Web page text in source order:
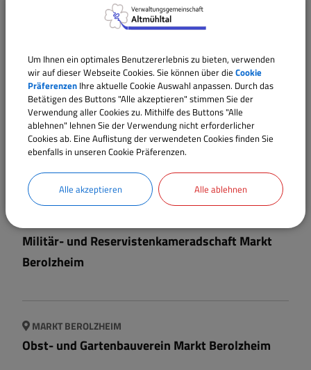
MARKT BEROLZHEIM
Landfrauen Markt Berolzheim
MARKT BEROLZHEIM
Männergesangverein Markt Berolzheim
Militär- und Reservistenkameradschaft Markt
Berolzheim
MARKT BEROLZHEIM
Obst- und Gartenbauverein Markt Berolzheim
Um Ihnen ein optimales Benutzererlebnis zu bieten, verwenden
wir auf dieser Webseite Cookies. Sie können über die Cookie
Präferenzen Ihre aktuelle Cookie Auswahl anpassen. Durch das
Betätigen des Buttons "Alle akzeptieren" stimmen Sie der
Verwendung aller Cookies zu. Mithilfe des Buttons "Alle
ablehnen" lehnen Sie der Verwendung nicht erforderlicher
Cookies ab. Eine Auflistung der verwendeten Cookies finden Sie
ebenfalls in unseren Cookie Präferenzen.
Alle akzeptieren Alle ablehnen